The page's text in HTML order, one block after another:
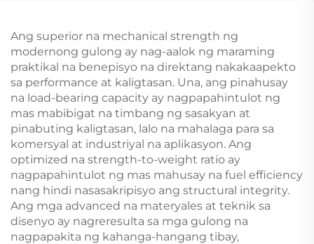
Ang superior na mechanical strength ng
modernong gulong ay nag-aalok ng maraming
praktikal na benepisyo na direktang nakakaapekto
sa performance at kaligtasan. Una, ang pinahusay
na load-bearing capacity ay nagpapahintulot ng
mas mabibigat na timbang ng sasakyan at
pinabuting kaligtasan, lalo na mahalaga para sa
komersyal at industriyal na aplikasyon. Ang
optimized na strength-to-weight ratio ay
nagpapahintulot ng mas mahusay na fuel efficiency
nang hindi nasasakripisyo ang structural integrity.
Ang mga advanced na materyales at teknik sa
disenyo ay nagreresulta sa mga gulong na
nagpapakita ng kahanga-hangang tibay,